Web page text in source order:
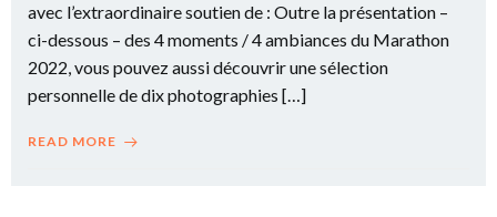
avec l’extraordinaire soutien de : Outre la présentation –
ci-dessous – des 4 moments / 4 ambiances du Marathon
2022, vous pouvez aussi découvrir une sélection
personnelle de dix photographies […]
READ MORE